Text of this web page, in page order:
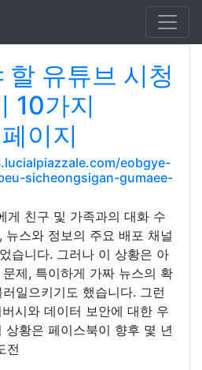
할 유튜브 시청
10가지
이지
eobgye-
sicheongsigan-gumaee-
게 친구 및 가족과의 대화 수
뉴스와 정보의 주요 배포 채널
습니다. 그러나 이 상황은 아
제, 특이하게 가짜 뉴스의 확
일으키기도 했습니다. 그런
시와 데이터 보안에 대한 우
상황은 페이스북이 향후 몇 년
전